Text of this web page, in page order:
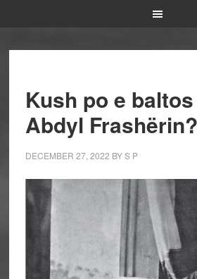
Kush po e baltos
Abdyl Frashërin?
DECEMBER 27, 2022 BYS P